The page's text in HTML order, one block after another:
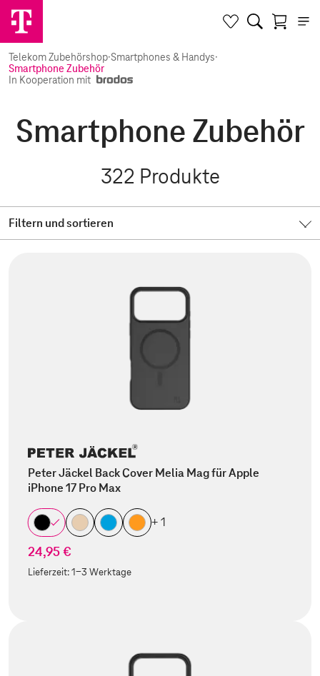
Telekom Zubehörshop·Smartphones & Handys·
Smartphone Zubehör
In Kooperation mit
Smartphone Zubehör
322 Produkte
Filtern und sortieren
Peter Jäckel Back Cover Melia Mag für Apple
iPhone 17 Pro Max
+ 1
24,95 €
Lieferzeit:1-3 Werktage